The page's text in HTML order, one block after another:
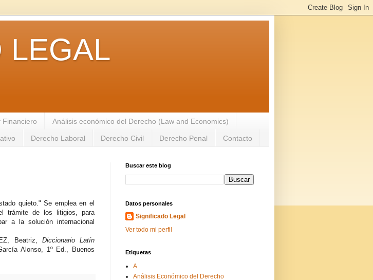
LEGAL
Financiero Análisis económico del Derecho (Law and Economics)
Derecho Laboral Derecho Civil Derecho Penal Contacto
quieto." Se emplea en el
trámite de los litigios, para
a la solución internacional
Beatriz, Diccionario Latín
Alonso, 1º Ed., Buenos
Buscar este blog
Datos personales
Significado Legal
Ver todo mi perfil
Etiquetas
A
Análisis Económico del Derecho